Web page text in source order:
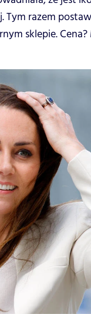
razem
sklepie.